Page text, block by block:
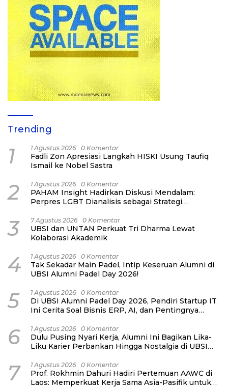
Trending
1 1 Agustus 2026 0 Komentar
Fadli Zon Apresiasi Langkah HISKI Usung Taufiq
Ismail ke Nobel Sastra
2 1 Agustus 2026 0 Komentar
PAHAM Insight Hadirkan Diskusi Mendalam:
Perpres LGBT Dianalisis sebagai Strategi
3 7 Agustus 2026 0 Komentar
UBSI dan UNTAN Perkuat Tri Dharma Lewat
Kolaborasi Akademik
4 1 Agustus 2026 0 Komentar
Tak Sekadar Main Padel, Intip Keseruan Alumni di
UBSI Alumni Padel Day 2026!
5 1 Agustus 2026 0 Komentar
Di UBSI Alumni Padel Day 2026, Pendiri Startup IT
Ini Cerita Soal Bisnis ERP, AI, dan Pentingnya
6 1 Agustus 2026 0 Komentar
Dulu Pusing Nyari Kerja, Alumni Ini Bagikan Lika-
Liku Karier Perbankan Hingga Nostalgia di UBSI
7 1 Agustus 2026 0 Komentar
Prof. Rokhmin Dahuri Hadiri Pertemuan AAWC di
Laos: Memperkuat Kerja Sama Asia-Pasifik untuk